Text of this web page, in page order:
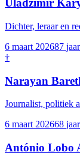
Uladzimir
Dichter, leraar en
6 maart 202687 jaar
†
Narayan
Journalist, politiek
6 maart 202668 jaar
António Lobo